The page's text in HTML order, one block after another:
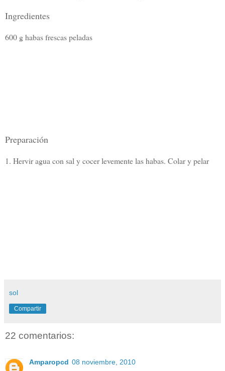
Ingredientes
600 g habas frescas peladas
Preparación
1. Hervir agua con sal y cocer levemente las habas. Colar y pelar
sol
Compartir
22 comentarios:
Amparopcd 08 noviembre, 2010